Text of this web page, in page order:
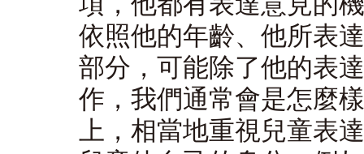
依照他的年齡、他所表
部分，可能除了他的表
作，我們通常會是怎麼
上，相當地重視兒童表